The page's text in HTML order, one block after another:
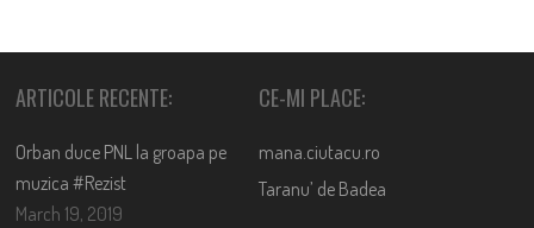
ARTICOLE RECENTE:
Orban duce PNL la groapa pe
muzica #Rezist
March 19, 2019
CE-MI PLACE:
mana.ciutacu.ro
Taranu’ de Badea